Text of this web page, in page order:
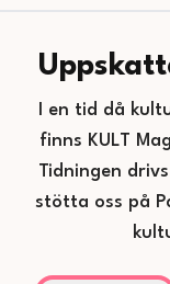
I en tid då
finns KULT
Tidningen
stötta oss på